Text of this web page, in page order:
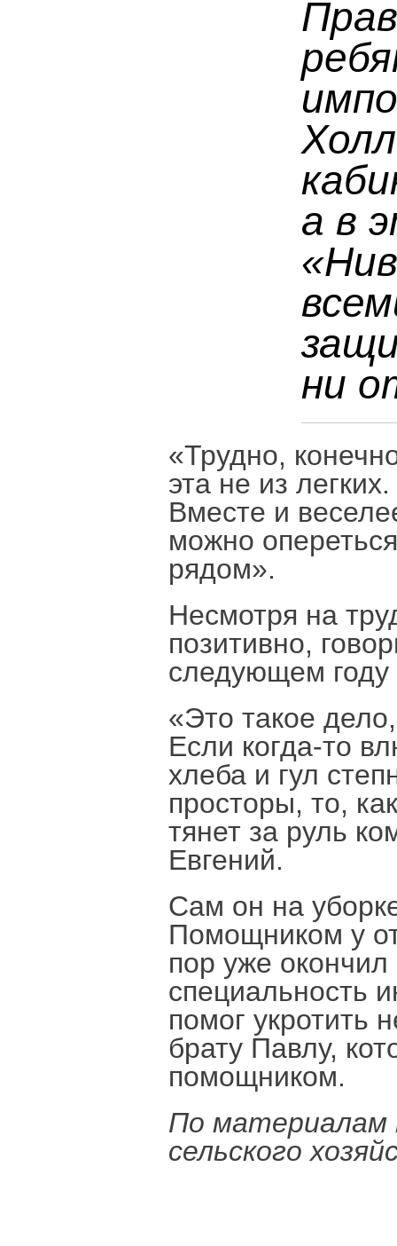
а в
ни
«Трудно,
эта не из
Вместе и
можно
рядом».
Несмотря на
позитивно,
следующем году
«Это такое
Если когда-то
хлеба и гул
просторы, то,
тянет за руль
Евгений.
Сам он на
Помощником у
пор уже окончил
специальность
помог укротить
брату Павлу,
помощником.
По материалам
сельского